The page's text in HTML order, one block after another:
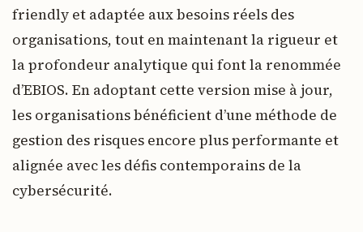
friendly et adaptée aux besoins réels des
organisations, tout en maintenant la rigueur et
la profondeur analytique qui font la renommée
d’EBIOS. En adoptant cette version mise à jour,
les organisations bénéficient d’une méthode de
gestion des risques encore plus performante et
alignée avec les défis contemporains de la
cybersécurité.